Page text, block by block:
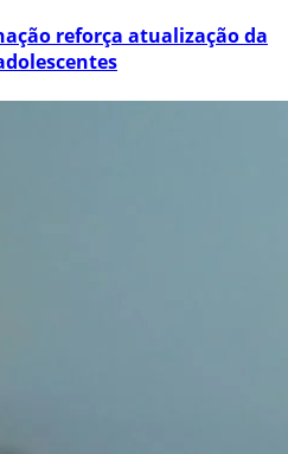
reforça atualização da